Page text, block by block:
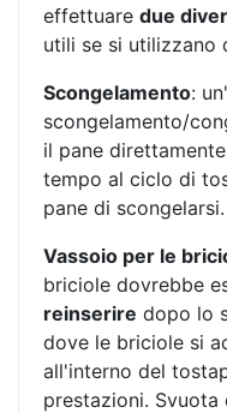
effettuare due
utili se si utilizzano
Scongelamento:
scongelamento/
il pane
tempo al ciclo di
pane di scongelarsi.
Vassoio per le
briciole dovrebbe
reinserire dopo lo
dove le briciole si
all'interno del
prestazioni.